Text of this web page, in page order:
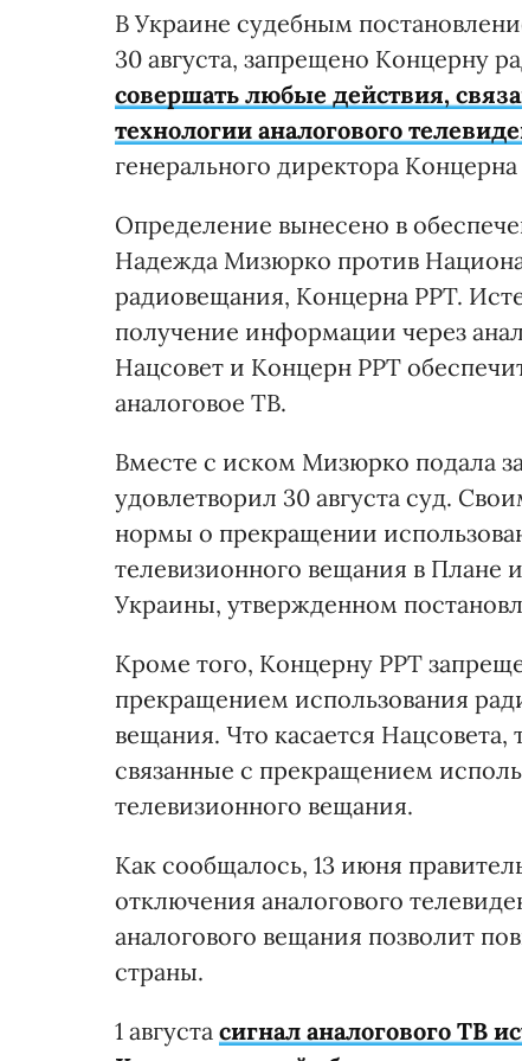
В Украине судебным
30 августа, запрещено Концерну
совершать любые действия,
технологии аналогового
генерального директора
Определение вынесено в
Надежда Мизюрко против
радиовещания, Концерна РРТ.
получение информации через
Нацсовет и Концерн РРТ
аналоговое ТВ.
Вместе с иском Мизюрко подала
удовлетворил 30 августа суд.
нормы о прекращении
телевизионного вещания в Плане
Украины, утвержденном
Кроме того, Концерну РРТ
прекращением использования
вещания. Что касается
связанные с прекращением
телевизионного вещания.
Как сообщалось, 13 июня
отключения аналогового
аналогового вещания позволит
страны.
1 августа сигнал аналогового ТВ